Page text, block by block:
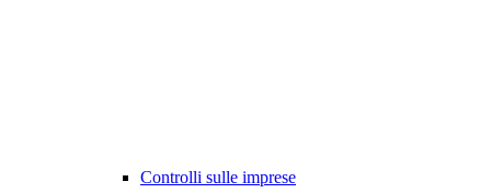
Controlli sulle imprese